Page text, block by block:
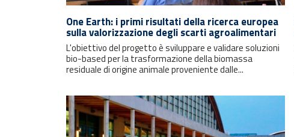
One Earth: i primi risultati della ricerca europea
sulla valorizzazione degli scarti agroalimentari
L'obiettivo del progetto è sviluppare e validare soluzioni
bio-based per la trasformazione della biomassa
residuale di origine animale proveniente dalle...